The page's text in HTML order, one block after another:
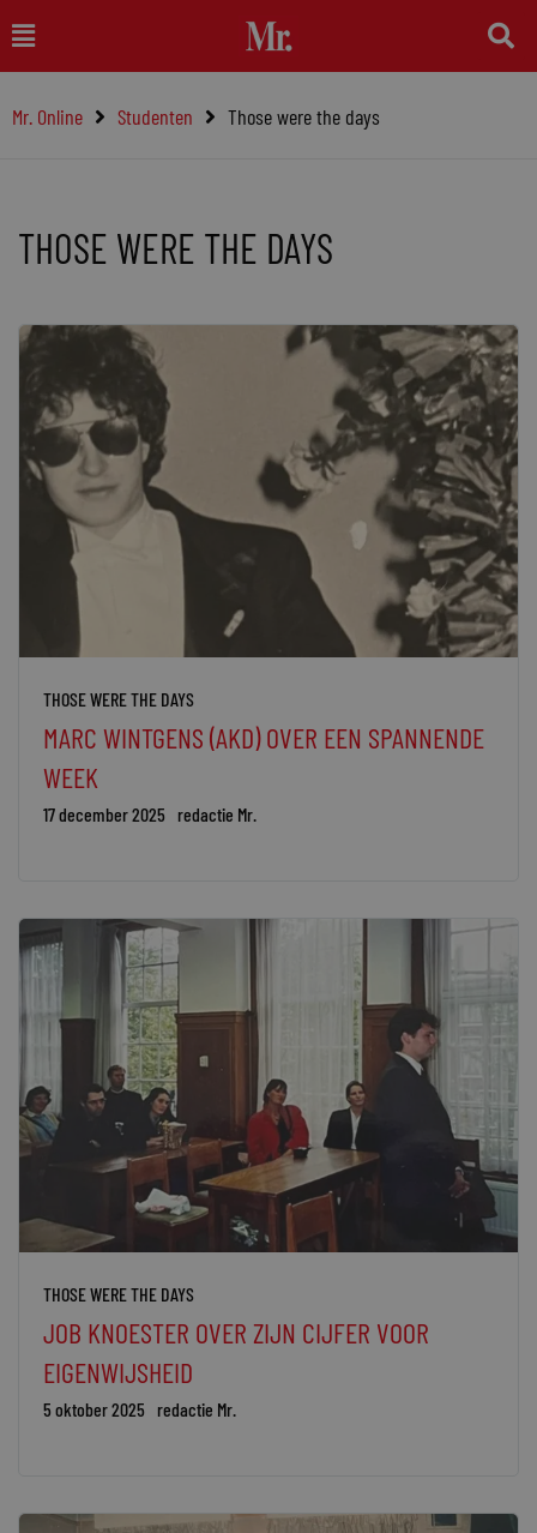
naar
inhoud
Main
Menu
Mr. Online Studenten Those were the days
THOSE WERE THE DAYS
THOSE WERE THE DAYS
MARC WINTGENS (AKD) OVER EEN SPANNENDE
WEEK
17 december 2025 redactie Mr.
THOSE WERE THE DAYS
JOB KNOESTER OVER ZIJN CIJFER VOOR
EIGENWIJSHEID
5 oktober 2025 redactie Mr.
PaginaPagina